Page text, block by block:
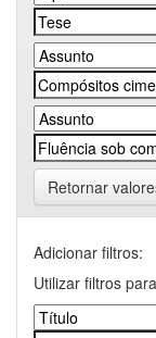
Retornar
Adicionar filtros:
Utilizar filtros